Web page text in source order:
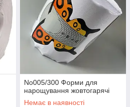
No005/300 Форми для
нарощування жовтогарячі
Немає в наявності